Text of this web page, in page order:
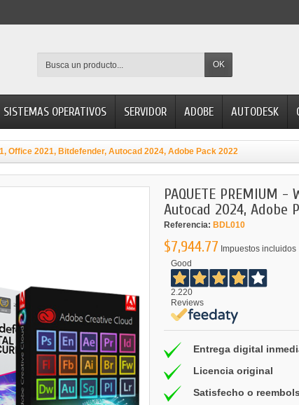
OK
SISTEMAS OPERATIVOS SERVIDOR ADOBE AUTODESK
Office 2021, Bitdefender, Autocad 2024, Adobe Pack 2022
PAQUETE PREMIUM
Autocad 2024, Adobe
Referencia: BDL010
$7,944.77 Impuestos incluidos
Good
2.220
Reviews
Entrega digital
Licencia original
Satisfecho o